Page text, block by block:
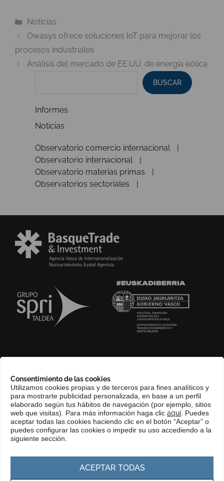
Consentimiento de las cookies
Utilizamos cookies propias y de terceros para fines analíticos y
para mostrarte publicidad personalizada, en base a un perfil
elaborado según tus hábitos de navegación (por ejemplo, sitios
web que visitas). Para más información haga clic aquí . Puedes
aceptar todas las cookies haciendo clic en el botón “Aceptar” o
puedes configurar las cookies o impedir su uso accediendo a la
siguiente sección.
ACEPTAR TODAS
Categorías
Noticias
Owasys ofrece soluciones IoT para mejorar los
procesos industriales
Análisis del mercado de EE.UU. de energía eólica
BUSCAR
Informes
Noticias
Observatorio comercio internacional
Observatorio internacional
Observatorio materias primas
Observatorios sectoriales
COMPLIANCE CHANNEL
CONTACTO
EUSKERA
PERFIL DEL CONTRATANTE